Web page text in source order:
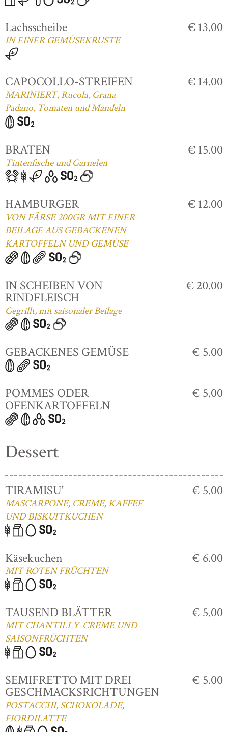
Lachsscheibe
IN EINER GEMÜSEKRUSTE
€ 13.00
CAPOCOLLO-STREIFEN
MARINIERT, Rucola, Grana
Padano, Tomaten und Mandeln
€ 14.00
BRATEN
Tintenfische und Garnelen
€ 15.00
HAMBURGER
VON FÄRSE 200GR MIT EINER
BEILAGE AUS GEBACKENEN
KARTOFFELN UND GEMÜSE
€ 12.00
IN SCHEIBEN VON
RINDFLEISCH
Gegrillt, mit saisonaler Beilage
€ 20.00
GEBACKENES GEMÜSE € 5.00
POMMES ODER
OFENKARTOFFELN
€ 5.00
Dessert
TIRAMISU'
MASCARPONE, CREME, KAFFEE
UND BISKUITKUCHEN
€ 5.00
Käsekuchen
MIT ROTEN FRÜCHTEN
€ 6.00
TAUSEND BLÄTTER
MIT CHANTILLY-CREME UND
SAISONFRÜCHTEN
€ 5.00
SEMIFRETTO MIT DREI
GESCHMACKSRICHTUNGEN
POSTACCHI, SCHOKOLADE,
FIORDILATTE
€ 5.00